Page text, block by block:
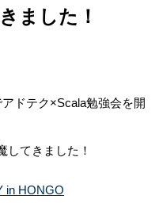
ました！
ドテク×Scala勉強会を開
してきました！
in HONGO